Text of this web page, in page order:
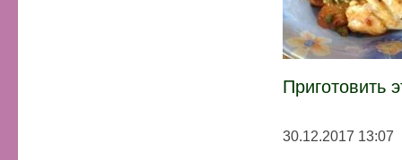
Приготовить
30.12.2017 13:07